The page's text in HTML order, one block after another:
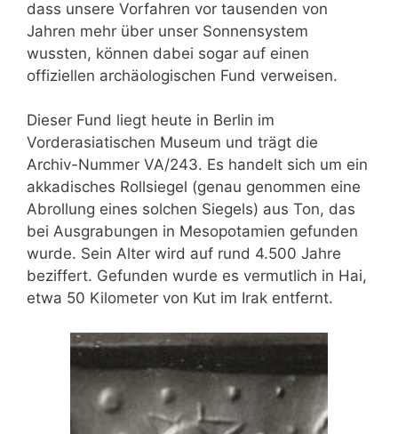
dass unsere Vorfahren vor tausenden von
Jahren mehr über unser Sonnensystem
wussten, können dabei sogar auf einen
offiziellen archäologischen Fund verweisen.
Dieser Fund liegt heute in Berlin im
Vorderasiatischen Museum und trägt die
Archiv-Nummer VA/243. Es handelt sich um ein
akkadisches Rollsiegel (genau genommen eine
Abrollung eines solchen Siegels) aus Ton, das
bei Ausgrabungen in Mesopotamien gefunden
wurde. Sein Alter wird auf rund 4.500 Jahre
beziffert. Gefunden wurde es vermutlich in Hai,
etwa 50 Kilometer von Kut im Irak entfernt.